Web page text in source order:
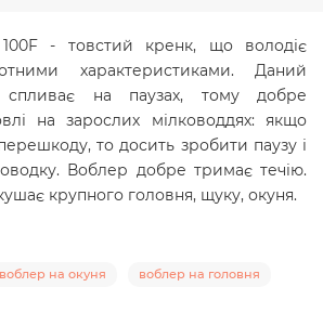
- товстий кренк, що володіє
характеристиками. Даний
спливає на паузах, тому добре
на зарослих мілководдях: якщо
то досить зробити паузу і
Воблер добре тримає течію.
крупного головня, щуку, окуня.
воблер на окуня воблер на головня